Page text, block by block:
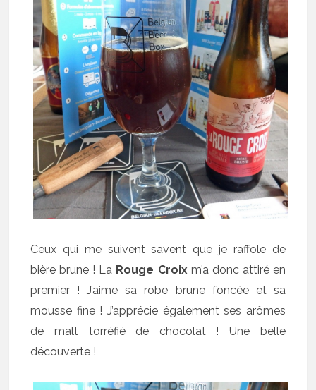
Ceux qui me suivent savent que je raffole de
bière brune ! La Rouge Croixm’a donc attiré en
premier ! J’aime sa robe brune foncée et sa
mousse fine ! J’apprécie également ses arômes
de malt torréfié de chocolat ! Une belle
découverte !